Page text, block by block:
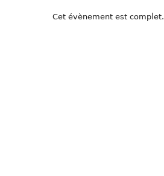
Cet évènement est complet.